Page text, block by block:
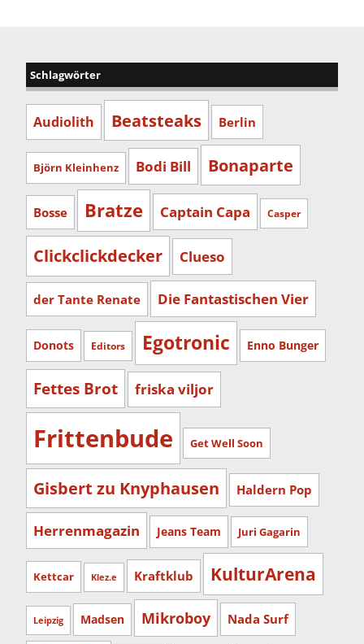
Schlagwörter
Audiolith Beatsteaks Berlin
Björn Kleinhenz Bodi Bill Bonaparte
Bosse Bratze Captain Capa Casper
Clickclickdecker Clueso
der Tante Renate Die Fantastischen Vier
Donots Editors Egotronic Enno Bunger
Fettes Brot friska viljor
Frittenbude Get Well Soon
Gisbert zu Knyphausen Haldern Pop
Herrenmagazin Jeans Team Juri Gagarin
Kettcar Klez.e Kraftklub KulturArena
Leipzig Madsen Mikroboy Nada Surf